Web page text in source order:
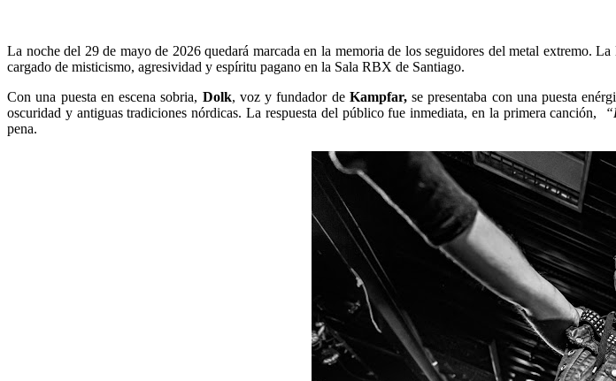
La noche del 29 de mayo de 2026 quedará marcada en la memoria de los seguidores del metal extremo. La
cargado de misticismo, agresividad y espíritu pagano en la Sala RBX de Santiago.
Con una puesta en escena sobria, Dolk, voz y fundador de Kampfar,se presentaba con una puesta
oscuridad y antiguas tradiciones nórdicas. La respuesta del público fue inmediata, en la primera canción,
pena.